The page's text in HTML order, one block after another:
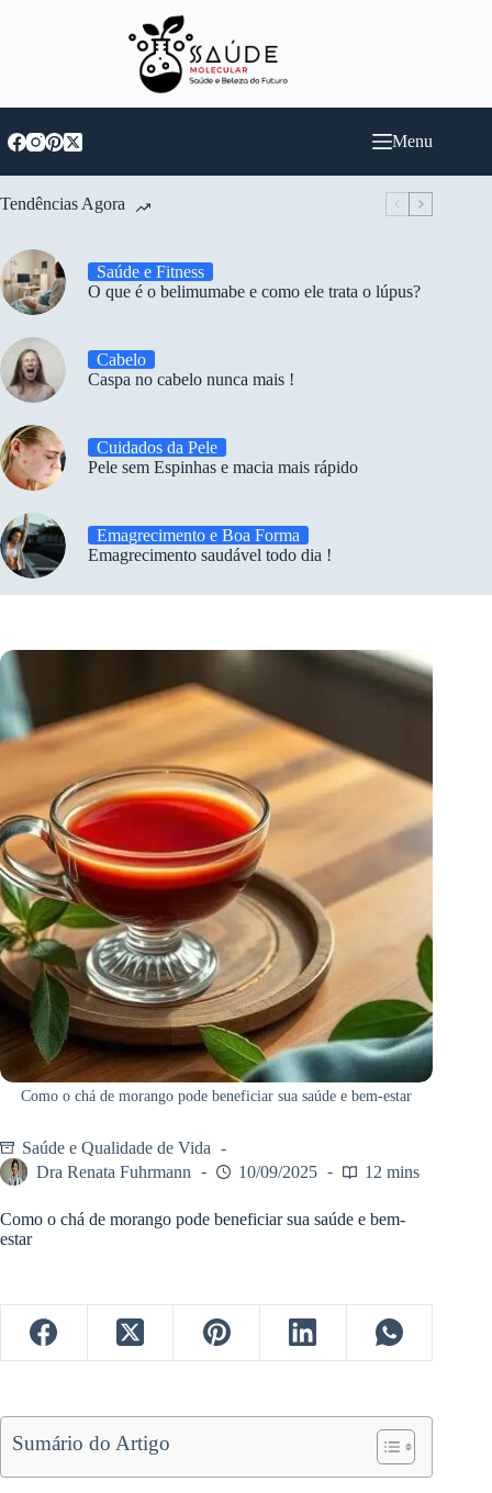
Menu
Tendências Agora
Saúde e Fitness
O que é o belimumabe e como ele trata o lúpus?
Cabelo
Caspa no cabelo nunca mais !
Cuidados da Pele
Pele sem Espinhas e macia mais rápido
Emagrecimento e Boa Forma
Emagrecimento saudável todo dia !
Como o chá de morango pode beneficiar sua saúde e bem-estar
Saúde e Qualidade de Vida
Dra Renata Fuhrmann
10/09/2025 12 mins
Como o chá de morango pode beneficiar sua saúde e bem-
estar
Sumário do Artigo